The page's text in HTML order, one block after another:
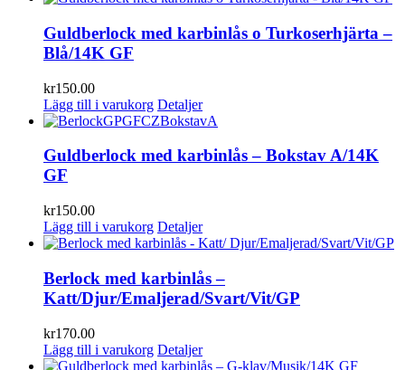
Guldberlock med karbinlås o Turkoserhjärta –
Blå/14K GF
kr150.00
Lägg till i varukorg Detaljer
Guldberlock med karbinlås – Bokstav A/14K
GF
kr150.00
Lägg till i varukorg Detaljer
Berlock med karbinlås –
Katt/Djur/Emaljerad/Svart/Vit/GP
kr170.00
Lägg till i varukorg Detaljer